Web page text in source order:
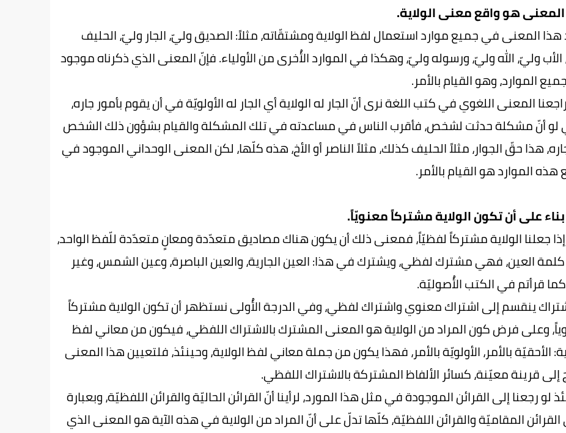
هو واقع معنى الولاية.
هذا المعنى في جميع موارد استعمال لفظ الولاية ومشتقّاته، مثلاً: الصديق وليّ، الجار وليّ، الحليف
وليّ، الله وليّ، ورسوله وليّ، وهكذا في الموارد الأُخرى من الأولياء. فإنّ المعنى الذي ذكرناه موجود
الموارد، وهو القيام بالأمر.
المعنى اللغوي في كتب اللغة نرى أنّ الجار له الولاية أي الجار له الأولويّة في أن يقوم بأمور جاره،
لو أنّ مشكلة حدثت لشخص، فأقرب الناس في مساعدته في تلك المشكلة والقيام بشؤون ذلك الشخص
هذا حقّ الجوار، مثلاً الحليف كذلك، مثلاً الناصر أو الأخ، هذه كلّها، لكن المعنى الوحداني الموجود في
الموارد هو القيام بالأمر.
على أن تكون الولاية مشتركاً معنويّاً.
إذا جعلنا الولاية مشتركاً لفظيّاً، فمعنى ذلك أن يكون هناك مصاديق متعدّدة ومعانٍ متعدّدة للّفظ الواحد،
العين، فهي مشترك لفظي، ويشترك في هذا: العين الجارية، والعين الباصرة، وعين الشمس، وغير
قرأتم في الكتب الأُصوليّة.
ينقسم إلى اشتراك معنوي واشتراك لفظي، وفي الدرجة الأُولى نستظهر أن تكون الولاية مشتركاً
وعلى فرض كون المراد من الولاية هو المعنى المشترك بالاشتراك اللفظي، فيكون من معاني لفظ
الأحقيّة بالأمر، الأولويّة بالأمر، فهذا يكون من جملة معاني لفظ الولاية، وحينئذ، فلتعيين هذا المعنى
إلى قرينة معيّنة، كسائر الألفاظ المشتركة بالاشتراك اللفظي.
لو رجعنا إلى القرائن الموجودة في مثل هذا المورد، لرأينا أنّ القرائن الحاليّة والقرائن اللفظيّة، وبعبارة
المقاميّة والقرائن اللفظيّة، كلّها تدلّ على أنّ المراد من الولاية في هذه الآية هو المعنى الذي